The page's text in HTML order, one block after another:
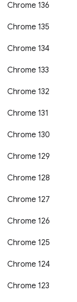
Chrome 136
Chrome 135
Chrome 134
Chrome 133
Chrome 132
Chrome 131
Chrome 130
Chrome 129
Chrome 128
Chrome 127
Chrome 126
Chrome 125
Chrome 124
Chrome 123